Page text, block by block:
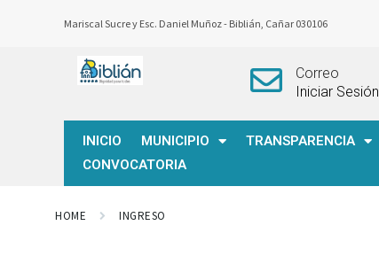
Mariscal Sucre y Esc. Daniel Muñoz - Biblián, Cañar 030106
Correo
Iniciar Sesión
INICIO MUNICIPIO TRANSPARENCIA
CONVOCATORIA
HOME INGRESO